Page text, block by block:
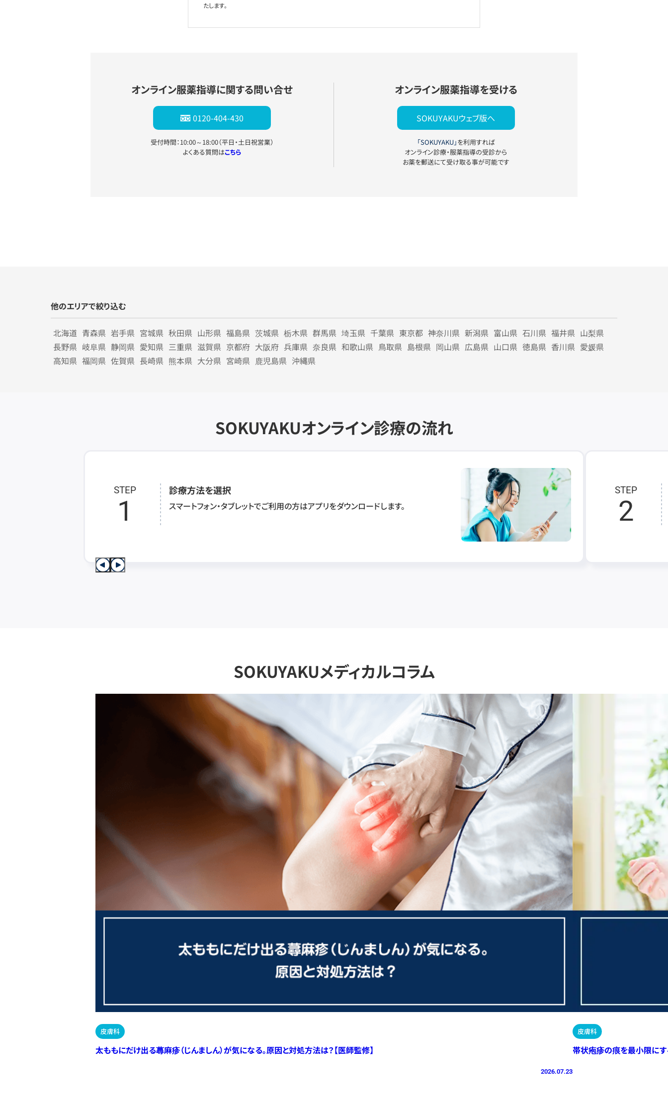
たします。
オンライン服薬指導に関する問い合せ
0120-404-430
受付時間：10:00～18:00（平日・土日祝営業）
よくある質問はこちら
オンライン服薬指導を受ける
SOKUYAKUウェブ版へ
「SOKUYAKU」を利用すれば
オンライン診療・服薬指導の受診から
お薬を郵送にて受け取る事が可能です
他のエリアで絞り込む
北海道 青森県 岩手県 宮城県 秋田県 山形県 福島県 茨城県 栃木県 群馬県 埼玉県 千葉県 東京都 神奈川県 新潟県 富山県 石川県 福井県 山梨県
長野県 岐阜県 静岡県 愛知県 三重県 滋賀県 京都府 大阪府 兵庫県 奈良県 和歌山県 鳥取県 島根県 岡山県 広島県 山口県 徳島県 香川県 愛媛県
高知県 福岡県 佐賀県 長崎県 熊本県 大分県 宮崎県 鹿児島県 沖縄県
SOKUYAKUオンライン診療の流れ
STEP
1
診療方法を選択
スマートフォン・タブレットでご利用の方はアプリをダウンロードします。
STEP
2
SOKUYAKUメディカルコラム
皮膚科
太ももにだけ出る蕁麻疹（じんましん）が気になる。原因と対処方法は？【医師監修】
2026.07.23
皮膚科
帯状疱疹の痕を最小限にす